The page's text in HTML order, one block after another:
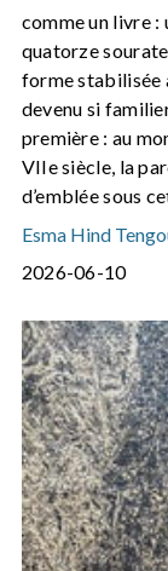
comme un livre :
quatorze
forme stabilisée
devenu si
première : au
VIIe siècle, la
d’emblée sous
Esma Hind
2026-06-10